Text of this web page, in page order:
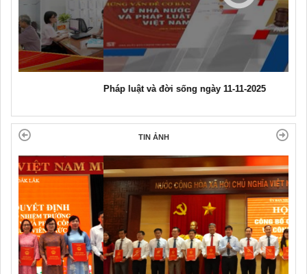
Pháp luật và đời sống ngày 11-11-2025
TIN ẢNH